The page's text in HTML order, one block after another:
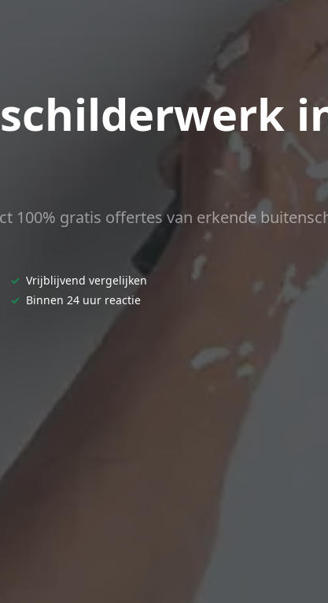
100% gratis offertes van erkende
✓ Vrijblijvend vergelijken
✓ Binnen 24 uur reactie